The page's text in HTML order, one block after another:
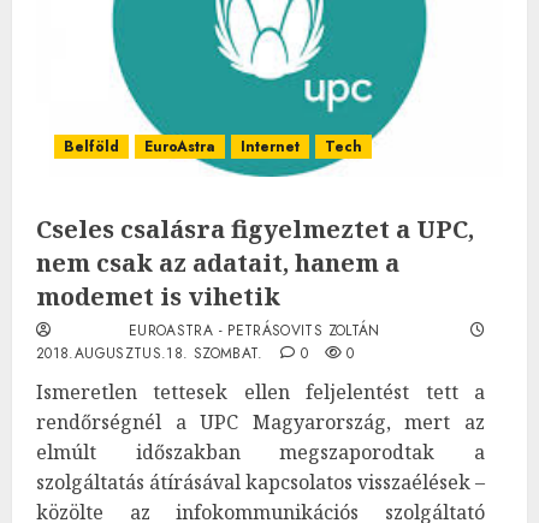
Belföld EuroAstra Internet Tech
Cseles csalásra figyelmeztet a UPC,
nem csak az adatait, hanem a
modemet is vihetik
EUROASTRA - PETRÁSOVITS ZOLTÁN
2018.AUGUSZTUS.18. SZOMBAT.
0 0
Ismeretlen tettesek ellen feljelentést tett a
rendőrségnél a UPC Magyarország, mert az
elmúlt időszakban megszaporodtak a
szolgáltatás átírásával kapcsolatos visszaélések –
közölte az infokommunikációs szolgáltató